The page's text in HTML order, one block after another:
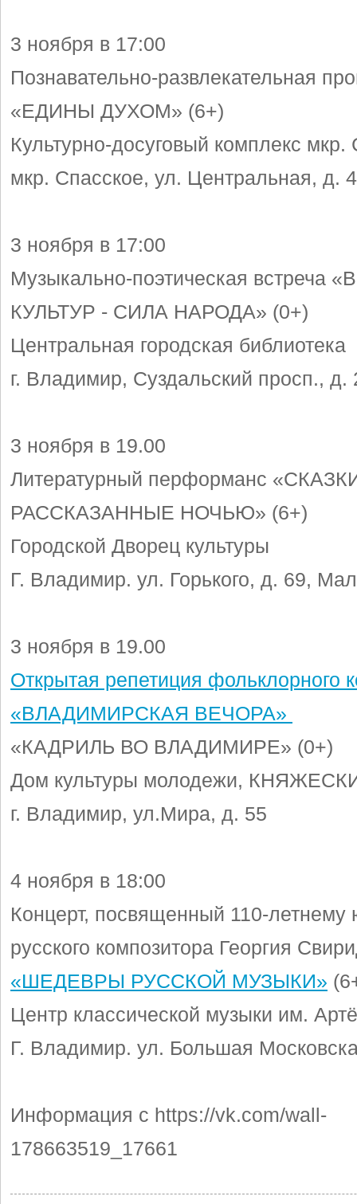
3 ноября в 17:00
Познавательно-развлекательная
«ЕДИНЫ ДУХОМ» (6+)
Культурно-досуговый комплекс мкр.
мкр. Спасское, ул. Центральная, д.
3 ноября в 17:00
Музыкально-поэтическая встреча
КУЛЬТУР - СИЛА НАРОДА» (0+)
Центральная городская библиотека
г. Владимир, Суздальский просп., д.
3 ноября в 19.00
Литературный перформанс
РАССКАЗАННЫЕ НОЧЬЮ» (6+)
Городской Дворец культуры
Г. Владимир. ул. Горького, д. 69,
3 ноября в 19.00
Открытая репетиция фольклорного
«ВЛАДИМИРСКАЯ ВЕЧОРА»
«КАДРИЛЬ ВО ВЛАДИМИРЕ» (0+)
Дом культуры молодежи,
г. Владимир, ул.Мира, д. 55
4 ноября в 18:00
Концерт, посвященный 110-
русского композитора Георгия
«ШЕДЕВРЫ РУССКОЙ МУЗЫКИ»
Центр классической музыки им.
Г. Владимир. ул. Большая
Информация с https://vk.com/wall-
178663519_17661